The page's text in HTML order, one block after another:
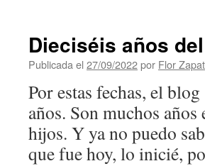
Dieciséis años
Publicada el 27/09/2022por Flor
Por estas fechas, el
años. Son muchos
hijos. Y ya no puedo
que fue hoy, lo inicié,